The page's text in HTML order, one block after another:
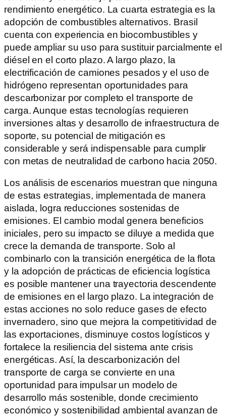
rendimiento energético. La cuarta estrategia es la
adopción de combustibles alternativos. Brasil
cuenta con experiencia en biocombustibles y
puede ampliar su uso para sustituir parcialmente el
diésel en el corto plazo. A largo plazo, la
electrificación de camiones pesados y el uso de
hidrógeno representan oportunidades para
descarbonizar por completo el transporte de
carga. Aunque estas tecnologías requieren
inversiones altas y desarrollo de infraestructura de
soporte, su potencial de mitigación es
considerable y será indispensable para cumplir
con metas de neutralidad de carbono hacia 2050.
Los análisis de escenarios muestran que ninguna
de estas estrategias, implementada de manera
aislada, logra reducciones sostenidas de
emisiones. El cambio modal genera beneficios
iniciales, pero su impacto se diluye a medida que
crece la demanda de transporte. Solo al
combinarlo con la transición energética de la flota
y la adopción de prácticas de eficiencia logística
es posible mantener una trayectoria descendente
de emisiones en el largo plazo. La integración de
estas acciones no solo reduce gases de efecto
invernadero, sino que mejora la competitividad de
las exportaciones, disminuye costos logísticos y
fortalece la resiliencia del sistema ante crisis
energéticas. Así, la descarbonización del
transporte de carga se convierte en una
oportunidad para impulsar un modelo de
desarrollo más sostenible, donde crecimiento
económico y sostenibilidad ambiental avanzan de